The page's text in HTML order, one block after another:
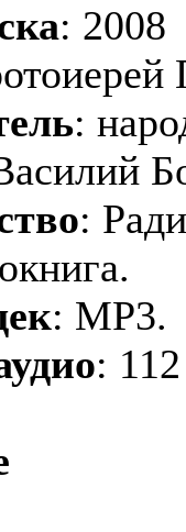
: 2008
:
:
: MP3.
: